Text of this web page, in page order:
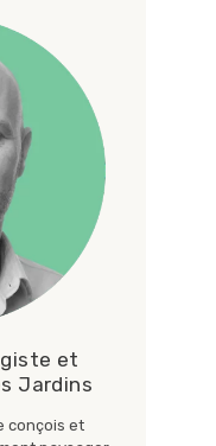
et
Jardins
conçois et